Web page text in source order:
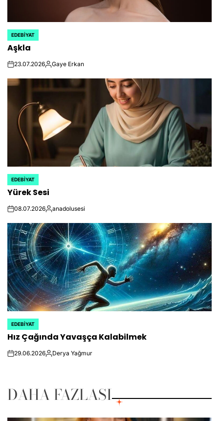
POSTED
IN
EDEBIYAT
Aşkla
on23.07.2026Posted
Gaye Erkan
POSTED
IN
EDEBIYAT
Yürek Sesi
on08.07.2026Posted
anadolusesi
POSTED
IN
EDEBIYAT
Hız Çağında Yavaşça Kalabilmek
on29.06.2026Posted
Derya Yağmur
DAHA FAZLASI